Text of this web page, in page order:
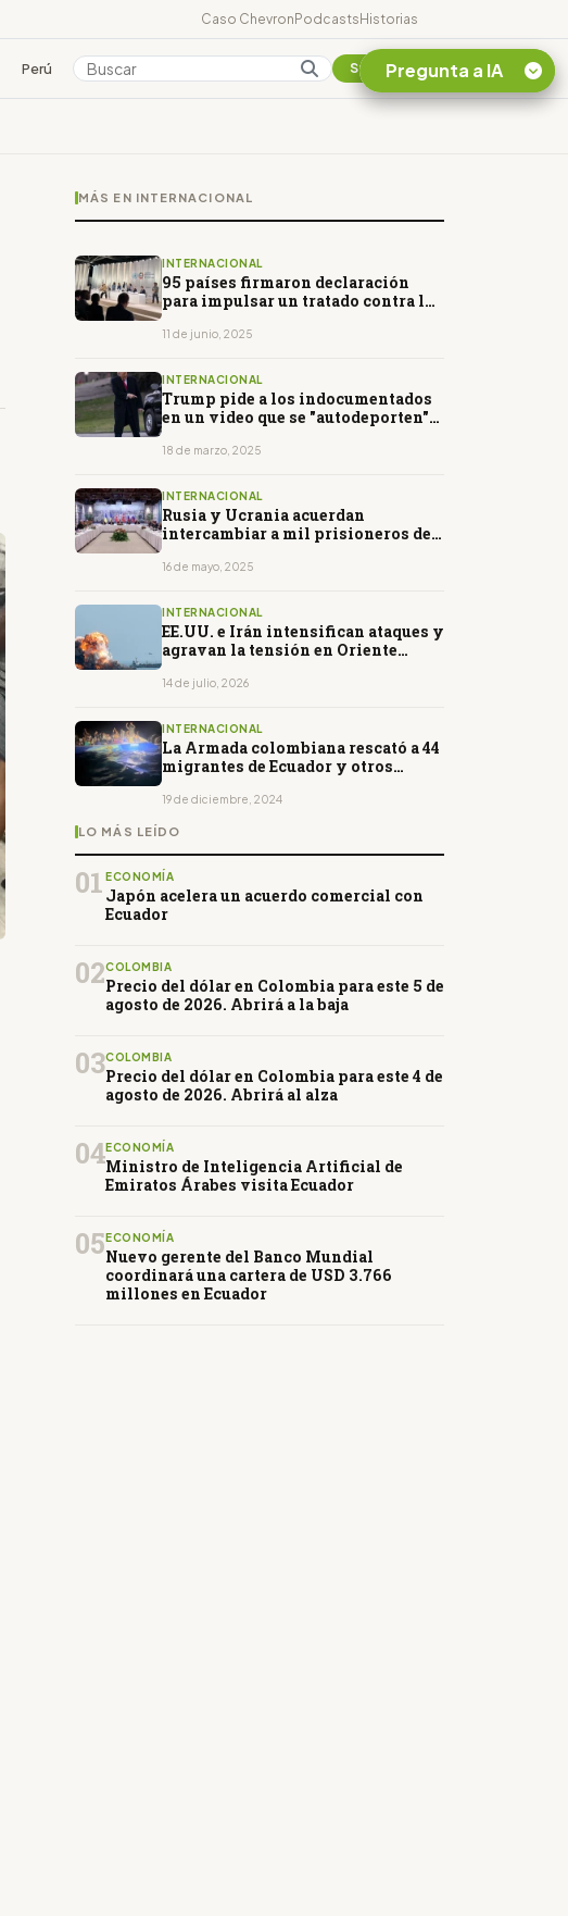
Caso ChevronPodcastsHistorias
Perú Colombia Suscribirse
MÁS EN INTERNACIONAL
INTERNACIONAL
95 países firmaron declaración
para impulsar un tratado contra los
11 de junio, 2025
INTERNACIONAL
Trump pide a los indocumentados
en un video que se "autodeporten"
18 de marzo, 2025
INTERNACIONAL
Rusia y Ucrania acuerdan
intercambiar a mil prisioneros de
16 de mayo, 2025
INTERNACIONAL
EE.UU. e Irán intensifican ataques y
agravan la tensión en Oriente
14 de julio, 2026
INTERNACIONAL
La Armada colombiana rescató a 44
migrantes de Ecuador y otros
19 de diciembre, 2024
LO MÁS LEÍDO
01 ECONOMÍA
Japón acelera un acuerdo comercial con
Ecuador
02COLOMBIA
Precio del dólar en Colombia para este 5 de
agosto de 2026. Abrirá a la baja
03COLOMBIA
Precio del dólar en Colombia para este 4 de
agosto de 2026. Abrirá al alza
04ECONOMÍA
Ministro de Inteligencia Artificial de
Emiratos Árabes visita Ecuador
05 ECONOMÍA
Nuevo gerente del Banco Mundial
coordinará una cartera de USD 3.766
millones en Ecuador
Pregunta a IA
¿En que consiste la